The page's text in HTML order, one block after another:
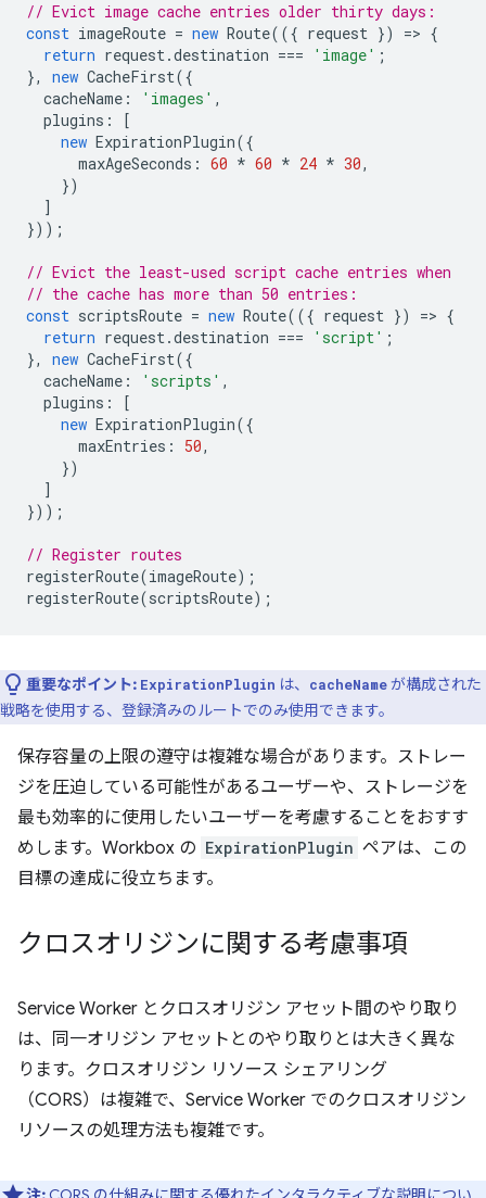
// Evict image cache entries older thirty days:
const imageRoute = new Route(({ request }) => {
return request.destination === 'image' ;
},
new CacheFirst({
cacheName : 'images' ,
plugins :
[
new ExpirationPlugin({
maxAgeSeconds : 60 * 60 * 24 * 30,
})
]
}));
// Evict the least-used script cache entries when
// the cache has more than 50 entries:
const scriptsRoute = new Route(({ request }) => {
return request.destination === 'script' ;
},
new CacheFirst({
cacheName : 'scripts' ,
plugins :
[
new ExpirationPlugin({
maxEntries : 50,
})
]
}));
// Register routes
registerRoute(imageRoute);
registerRoute(scriptsRoute);
重要なポイント: ExpirationPlugin は、 cacheNameが構成された
戦略を使用する、登録済みのルートでのみ使用できます。
保存容量の上限の遵守は複雑な場合があります。ストレー
ジを圧迫している可能性があるユーザーや、ストレージを
最も効率的に使用したいユーザーを考慮することをおすす
めします。Workbox の ExpirationPlugin ペアは、この
目標の達成に役立ちます。
クロスオリジンに関する考慮事項
Service Worker とクロスオリジン アセット間のやり取り
は、同一オリジン アセットとのやり取りとは大きく異な
ります。クロスオリジン リソース シェアリング
（CORS）は複雑で、Service Worker でのクロスオリジン
リソースの処理方法も複雑です。